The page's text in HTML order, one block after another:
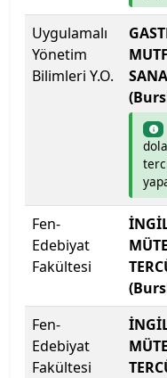
Marmara
MEF Üniversitesi
Mersin
Mimar Sinan
Mudanya
Muğla Sıtkı
Munzur
Muş Alparslan
Necmettin
Uygulamalı
Yönetim
Bilimleri Y.O.
Fen-
Edebiyat
Fakültesi
Fen-
Edebiyat
Fakültesi